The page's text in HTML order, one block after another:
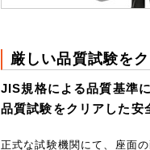
厳しい品質試験を
JIS規格による品質基準
品質試験をクリアした安
正式な試験機関にて、座面